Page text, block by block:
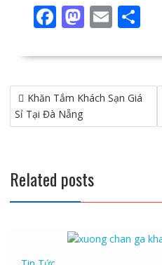
F
ac
e
b
o
o
M
as
to
d
o
n
E
m
ai
l
S
ar
e
Điều
hướng
bài
Khăn Tắm Khách Sạn Giá
Sỉ Tại Đà Nẵng
Related posts